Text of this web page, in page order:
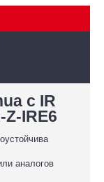
с IR
IRE6
аналогов